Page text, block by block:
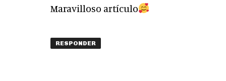
Maravilloso artículo
RESPONDER